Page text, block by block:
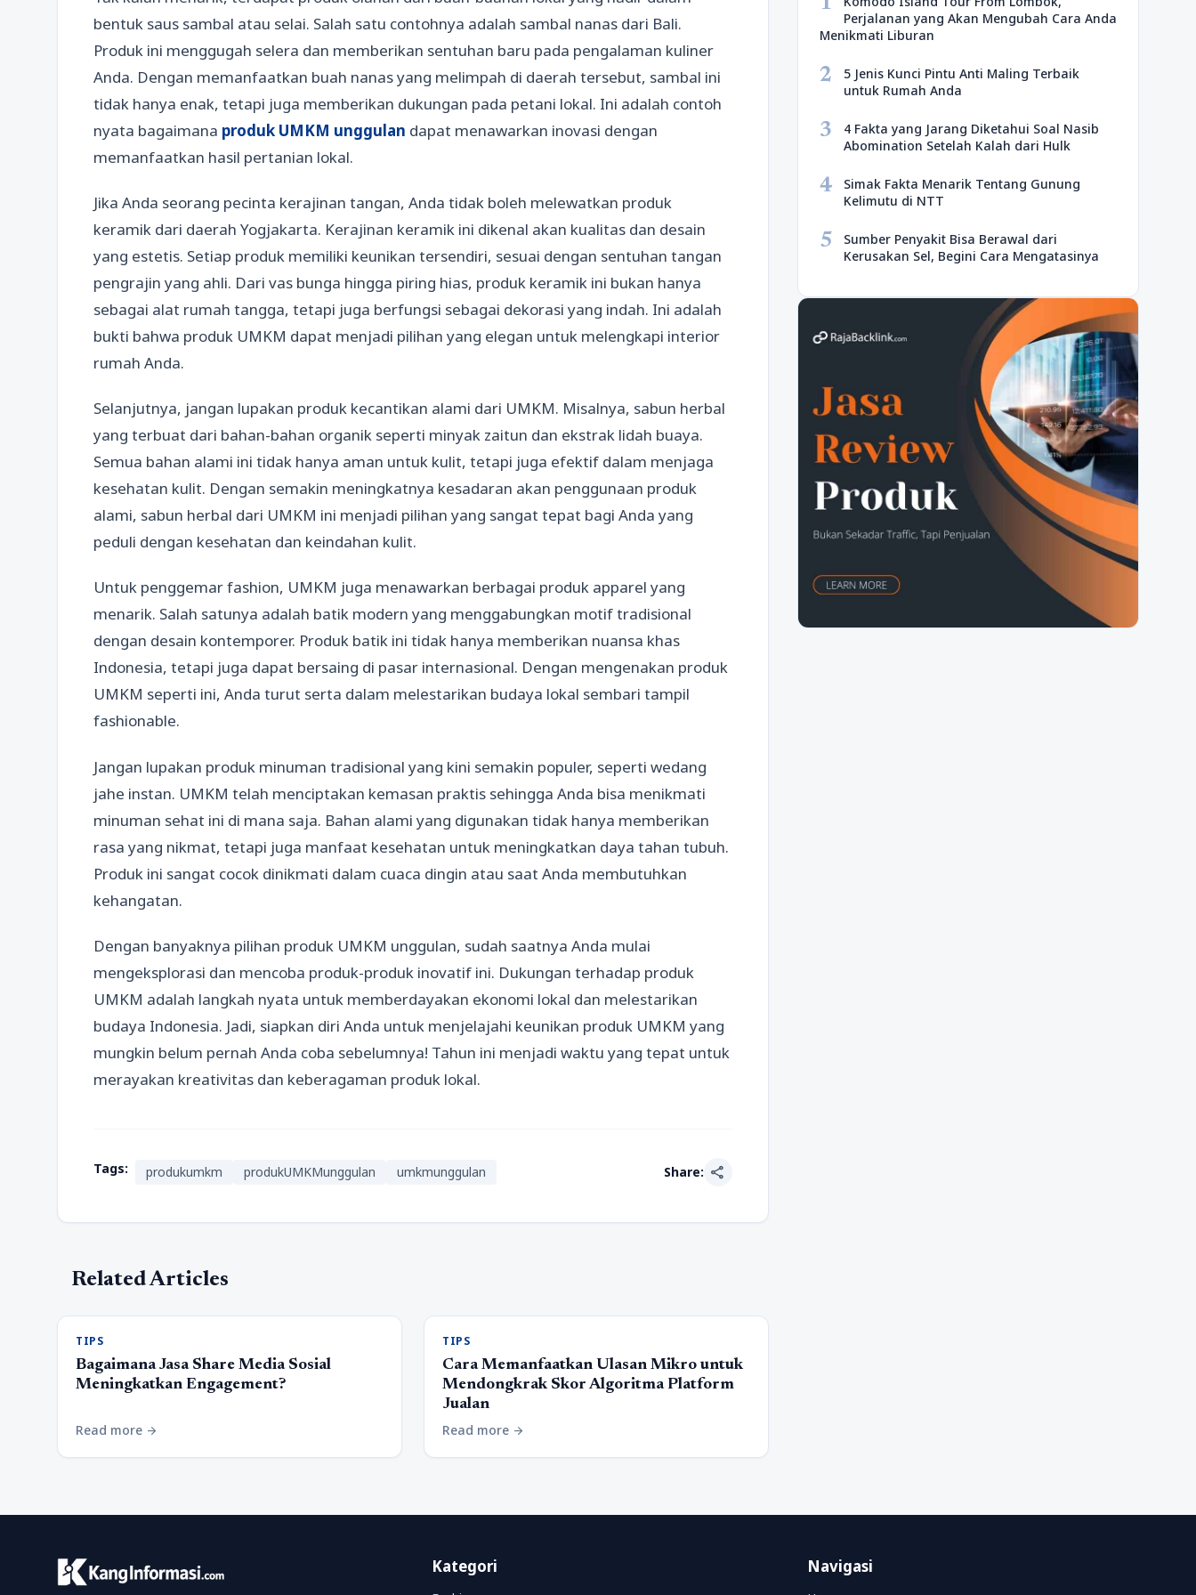
bentuk saus sambal atau selai. Salah satu contohnya adalah sambal nanas dari Bali.
Produk ini menggugah selera dan memberikan sentuhan baru pada pengalaman kuliner
Anda. Dengan memanfaatkan buah nanas yang melimpah di daerah tersebut, sambal ini
tidak hanya enak, tetapi juga memberikan dukungan pada petani lokal. Ini adalah contoh
nyata bagaimana produk UMKM unggulan dapat menawarkan inovasi dengan
memanfaatkan hasil pertanian lokal.
Jika Anda seorang pecinta kerajinan tangan, Anda tidak boleh melewatkan produk
keramik dari daerah Yogjakarta. Kerajinan keramik ini dikenal akan kualitas dan desain
yang estetis. Setiap produk memiliki keunikan tersendiri, sesuai dengan sentuhan tangan
pengrajin yang ahli. Dari vas bunga hingga piring hias, produk keramik ini bukan hanya
sebagai alat rumah tangga, tetapi juga berfungsi sebagai dekorasi yang indah. Ini adalah
bukti bahwa produk UMKM dapat menjadi pilihan yang elegan untuk melengkapi interior
rumah Anda.
Selanjutnya, jangan lupakan produk kecantikan alami dari UMKM. Misalnya, sabun herbal
yang terbuat dari bahan-bahan organik seperti minyak zaitun dan ekstrak lidah buaya.
Semua bahan alami ini tidak hanya aman untuk kulit, tetapi juga efektif dalam menjaga
kesehatan kulit. Dengan semakin meningkatnya kesadaran akan penggunaan produk
alami, sabun herbal dari UMKM ini menjadi pilihan yang sangat tepat bagi Anda yang
peduli dengan kesehatan dan keindahan kulit.
Untuk penggemar fashion, UMKM juga menawarkan berbagai produk apparel yang
menarik. Salah satunya adalah batik modern yang menggabungkan motif tradisional
dengan desain kontemporer. Produk batik ini tidak hanya memberikan nuansa khas
Indonesia, tetapi juga dapat bersaing di pasar internasional. Dengan mengenakan produk
UMKM seperti ini, Anda turut serta dalam melestarikan budaya lokal sembari tampil
fashionable.
Jangan lupakan produk minuman tradisional yang kini semakin populer, seperti wedang
jahe instan. UMKM telah menciptakan kemasan praktis sehingga Anda bisa menikmati
minuman sehat ini di mana saja. Bahan alami yang digunakan tidak hanya memberikan
rasa yang nikmat, tetapi juga manfaat kesehatan untuk meningkatkan daya tahan tubuh.
Produk ini sangat cocok dinikmati dalam cuaca dingin atau saat Anda membutuhkan
kehangatan.
Dengan banyaknya pilihan produk UMKM unggulan, sudah saatnya Anda mulai
mengeksplorasi dan mencoba produk-produk inovatif ini. Dukungan terhadap produk
UMKM adalah langkah nyata untuk memberdayakan ekonomi lokal dan melestarikan
budaya Indonesia. Jadi, siapkan diri Anda untuk menjelajahi keunikan produk UMKM yang
mungkin belum pernah Anda coba sebelumnya! Tahun ini menjadi waktu yang tepat untuk
merayakan kreativitas dan keberagaman produk lokal.
Tags: produkumkm produkUMKMunggulan umkmunggulan Share: share
Related Articles
TIPS
Bagaimana Jasa Share Media Sosial
Meningkatkan Engagement?
Read more arrow_forward
TIPS
Cara Memanfaatkan Ulasan Mikro untuk
Mendongkrak Skor Algoritma Platform
Jualan
Read more arrow_forward
Perjalanan yang Akan Mengubah Cara Anda
Menikmati Liburan
2
5 Jenis Kunci Pintu Anti Maling Terbaik
untuk Rumah Anda
3
4 Fakta yang Jarang Diketahui Soal Nasib
Abomination Setelah Kalah dari Hulk
4
Simak Fakta Menarik Tentang Gunung
Kelimutu di NTT
5
Sumber Penyakit Bisa Berawal dari
Kerusakan Sel, Begini Cara Mengatasinya
Kategori Navigasi